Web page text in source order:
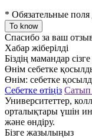
* Обязательные поля
To know
Спасибо за ваш
Хабар жіберілді
Біздің мамандар
Өнім себетке
Өнім: себетке
Себетке өтіңіз Сатып
Университеттер,
орталықтары үшін
және өндіру.
Бізге жазылыңыз